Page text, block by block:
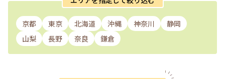
京都 東京 北海道 沖縄 神奈川
静岡
山梨
長野 奈良 鎌倉